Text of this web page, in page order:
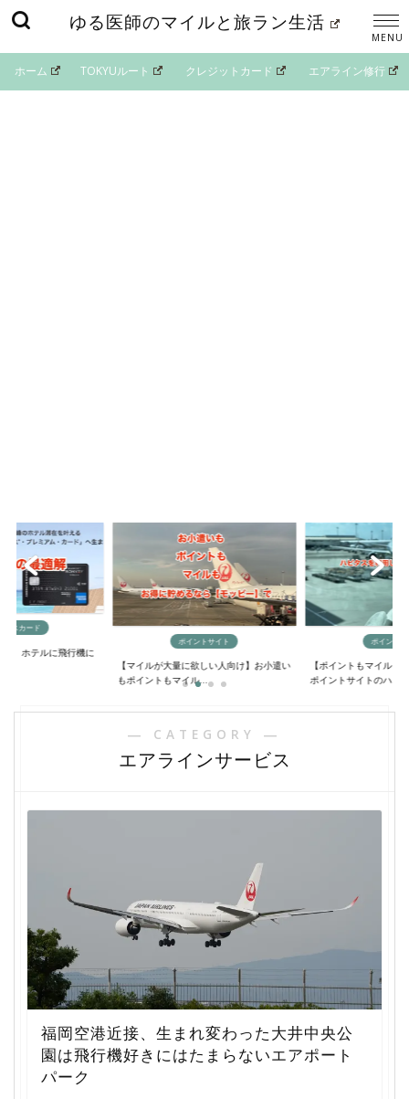
ゆる医師のマイルと旅ラン生活
ホーム TOKYUルート クレジットカード エアライン修行
クスカード
】ホテルに飛行機に
ポイントサイト
【マイルが大量に欲しい人向け】お小遣い
もポイントもマイル...
ポイント
【ポイントもマイルも
ポイントサイトのハ...
― CATEGORY ―
エアラインサービス
福岡空港近接、生まれ変わった大井中央公
園は飛行機好きにはたまらないエアポート
パーク